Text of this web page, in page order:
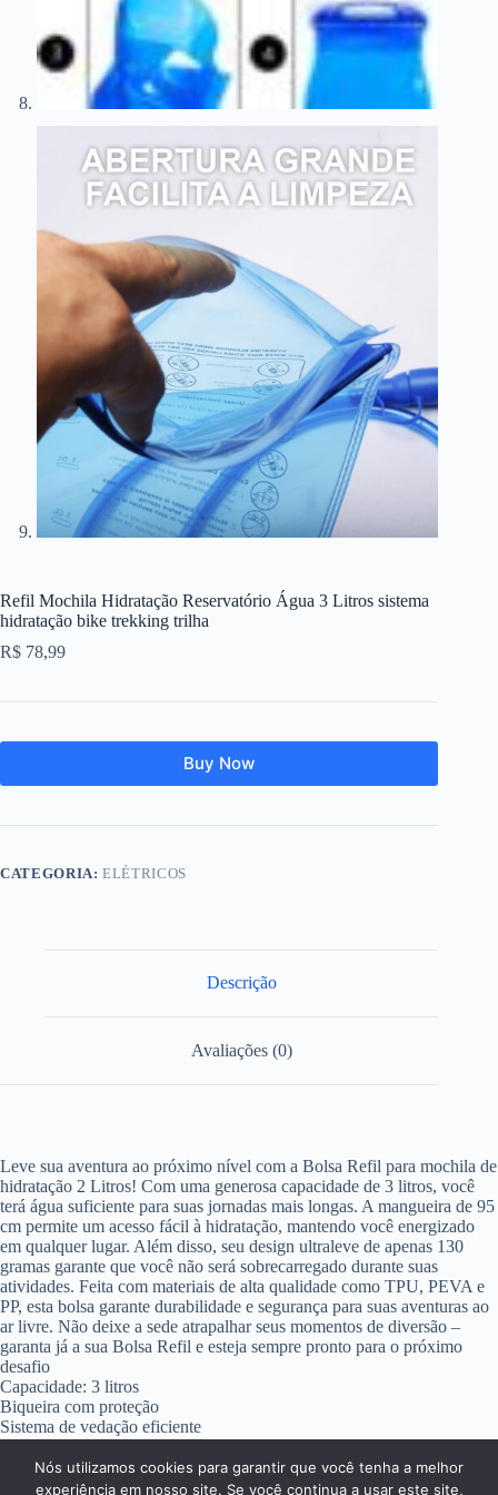
Refil Mochila Hidratação Reservatório Água 3 Litros sistema
hidratação bike trekking trilha
R$ 78,99
Buy Now
CATEGORIA:ELÉTRICOS
Descrição
Avaliações (0)
Leve sua aventura ao próximo nível com a Bolsa Refil para mochila de
hidratação 2 Litros! Com uma generosa capacidade de 3 litros, você
terá água suficiente para suas jornadas mais longas. A mangueira de 95
cm permite um acesso fácil à hidratação, mantendo você energizado
em qualquer lugar. Além disso, seu design ultraleve de apenas 130
gramas garante que você não será sobrecarregado durante suas
atividades. Feita com materiais de alta qualidade como TPU, PEVA e
PP, esta bolsa garante durabilidade e segurança para suas aventuras ao
ar livre. Não deixe a sede atrapalhar seus momentos de diversão –
garanta já a sua Bolsa Refil e esteja sempre pronto para o próximo
desafio
Capacidade: 3 litros
Biqueira com proteção
Sistema de vedação eficiente
de montanha
Nós utilizamos cookies para garantir que você tenha a melhor
experiência em nosso site. Se você continua a usar este site,